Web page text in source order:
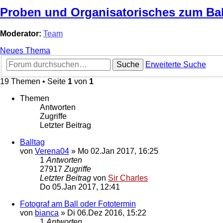
Proben und Organisatorisches zum
Moderator: Team
Neues Thema
Suche
Erweiterte Suche
19 Themen • Seite 1 von 1
Themen
Antworten
Zugriffe
Letzter Beitrag
Balltag
von Verena04 » Mo 02.Jan 2017, 16:25
1 Antworten
27917 Zugriffe
Letzter Beitrag von Sir Charles
Do 05.Jan 2017, 12:41
Fotograf am Ball oder Fototermin
von bianca » Di 06.Dez 2016, 15:22